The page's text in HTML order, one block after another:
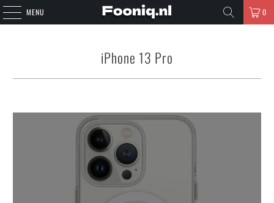
MENU 0
iPhone 13 Pro